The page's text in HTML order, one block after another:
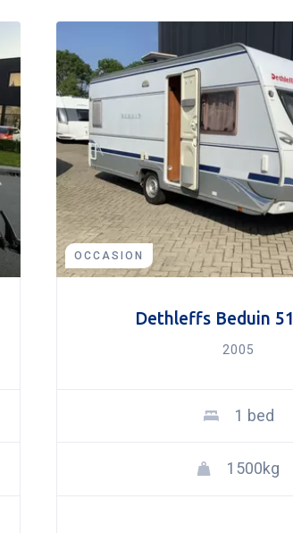
OCCASION
Dethleffs Beduin
2005
1 bed
1500kg